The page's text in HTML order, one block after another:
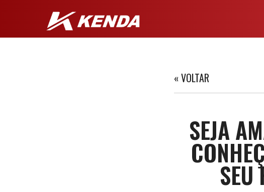
« VOLTAR
SEJA
SEU